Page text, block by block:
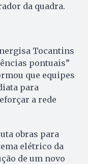
da quadra.
Tocantins
pontuais”
que equipes
para
a rede
obras para
elétrico da
de um novo